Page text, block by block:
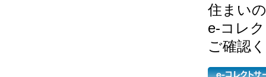
住まい
e-コレ
ご確認